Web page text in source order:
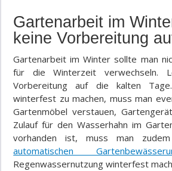
Gartenarbeit im
keine Vorbereitung
Gartenarbeit im Winter sollte man
für die Winterzeit verwechseln.
Vorbereitung auf die kalten
winterfest zu machen, muss man
Gartenmöbel verstauen,
Zulauf für den Wasserhahn im
vorhanden ist, muss man
automatischen
Regenwassernutzung winterfest